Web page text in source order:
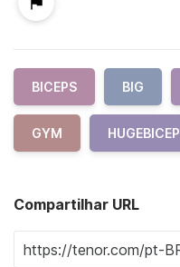
BICEPS BIG
GYM HUGEBICEP
Compartilhar URL